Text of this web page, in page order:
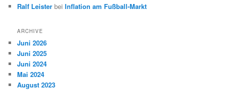
Ralf Leister beiInflation am Fußball-Markt
ARCHIVE
Juni 2026
Juni 2025
Juni 2024
Mai 2024
August 2023